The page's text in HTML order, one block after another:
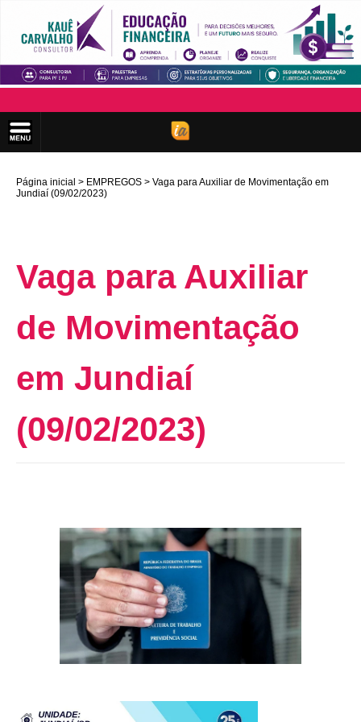
Página inicial EMPREGOS
Vaga para Auxiliar de Movimentação em
Jundiaí (09/02/2023)
Vaga para Auxiliar
de Movimentação
em Jundiaí
(09/02/2023)